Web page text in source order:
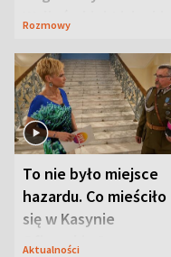
Waligórskiej-Lisieckiej.
Rozmowy
To nie było miejsce
hazardu. Co mieściło
się w Kasynie
Oficerskim?
Aktualności